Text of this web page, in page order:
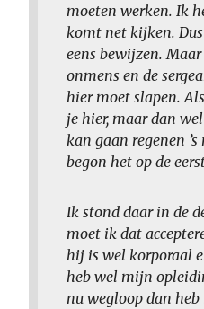
moeten werken. Ik
komt net kijken.
eens bewijzen.
onmens en de
hier moet slapen.
je hier, maar dan
kan gaan regenen ’s
begon het op de
Ik stond daar in de
moet ik dat
hij is wel korporaal
heb wel mijn
nu wegloop dan